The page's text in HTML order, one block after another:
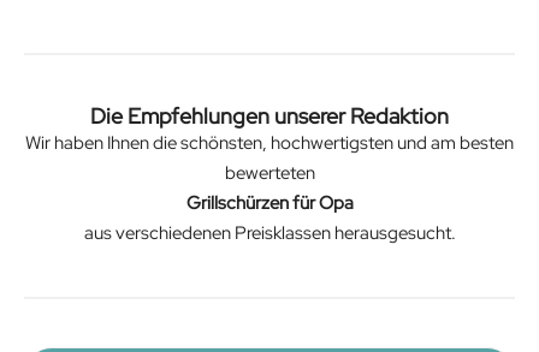
Die Empfehlungen unserer Redaktion
Wir haben Ihnen die schönsten, hochwertigsten und am besten
bewerteten
Grillschürzen für Opa
aus verschiedenen Preisklassen herausgesucht.